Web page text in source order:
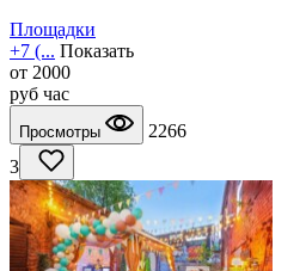
Площадки
+7 (... Показать
от 2000
руб час
Просмотры
2266
3